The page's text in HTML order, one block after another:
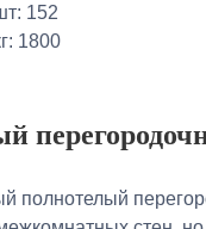
152
1800
полнотелый